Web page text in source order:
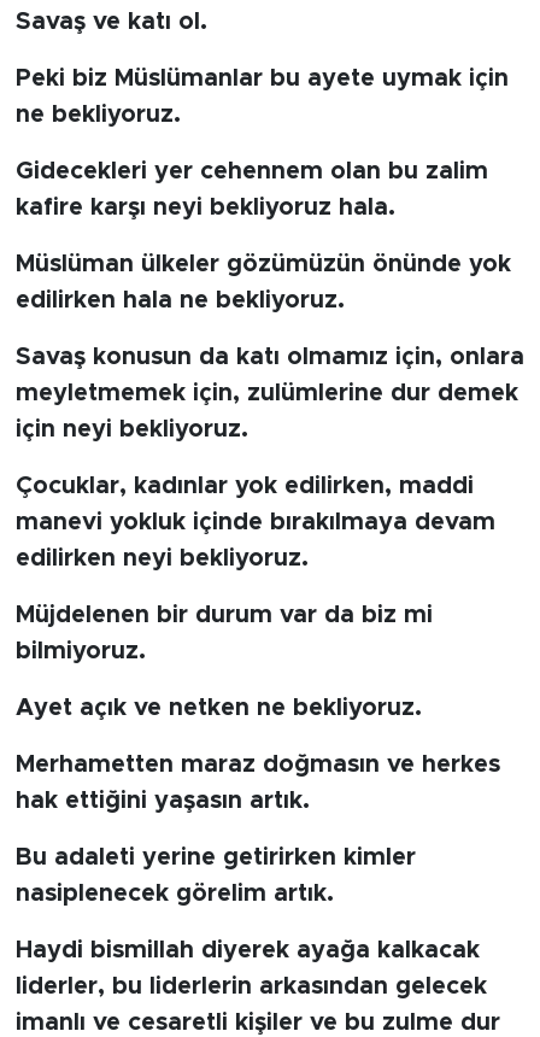
Savaş ve katı ol.
Peki biz Müslümanlar bu ayete uymak için
ne bekliyoruz.
Gidecekleri yer cehennem olan bu zalim
kafire karşı neyi bekliyoruz hala.
Müslüman ülkeler gözümüzün önünde yok
edilirken hala ne bekliyoruz.
Savaş konusun da katı olmamız için, onlara
meyletmemek için, zulümlerine dur demek
için neyi bekliyoruz.
Çocuklar, kadınlar yok edilirken, maddi
manevi yokluk içinde bırakılmaya devam
edilirken neyi bekliyoruz.
Müjdelenen bir durum var da biz mi
bilmiyoruz.
Ayet açık ve netken ne bekliyoruz.
Merhametten maraz doğmasın ve herkes
hak ettiğini yaşasın artık.
Bu adaleti yerine getirirken kimler
nasiplenecek görelim artık.
Haydi bismillah diyerek ayağa kalkacak
liderler, bu liderlerin arkasından gelecek
imanlı ve cesaretli kişiler ve bu zulme dur
POLİTİKA
EKONOMİ
KÜLTÜR SANAT
YAŞAM
TARİH
SAĞLIK
SİYASET
MEDYA KÖŞESİ
FOTO GALERİ
VİDEOLAR
SOSYAL MEDYA